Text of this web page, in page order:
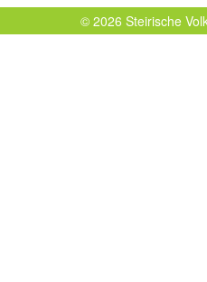
© 2026 Steirische